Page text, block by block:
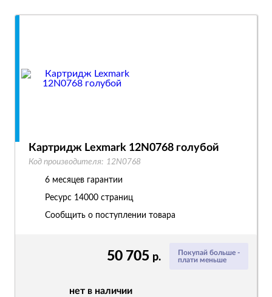
Покупай больше -
плати меньше
50 705 р.
нет в наличии
Картридж Lexmark 12N0768 голубой
Код производителя: 12N0768
6 месяцев гарантии
Ресурс 14000 страниц
Сообщить о поступлении товара